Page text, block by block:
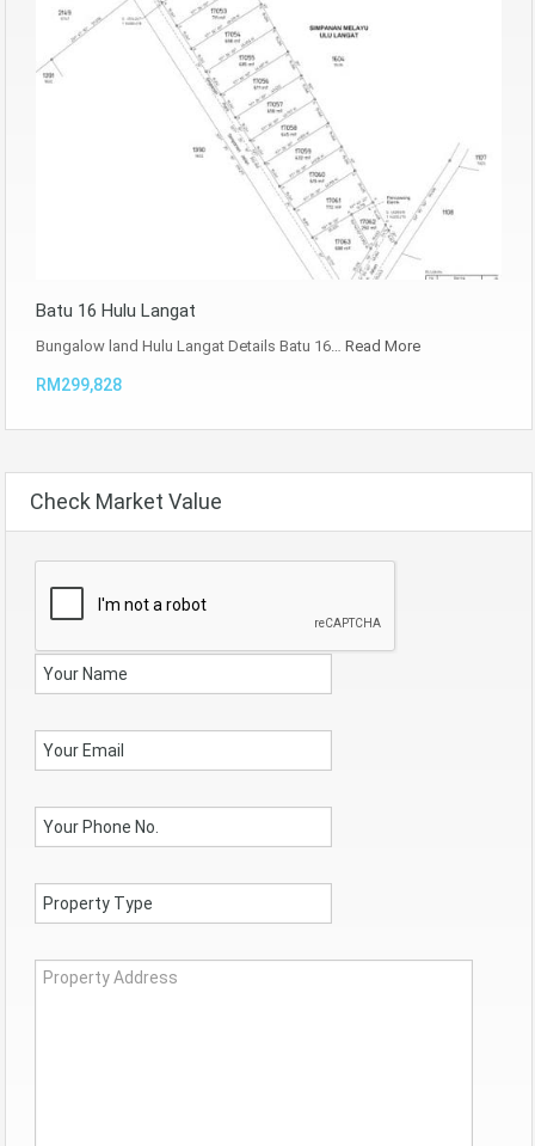
Batu 16 Hulu Langat
Bungalow land Hulu Langat Details Batu 16… Read More
RM299,828
Check Market Value